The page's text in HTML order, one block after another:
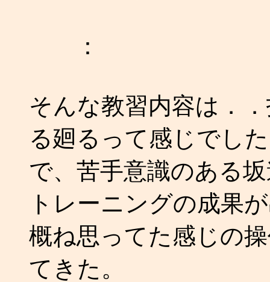
：
そんな教習内容は．
る廻るって感じでし
で、苦手意識のある
トレーニングの成果
概ね思ってた感じの
てきた。